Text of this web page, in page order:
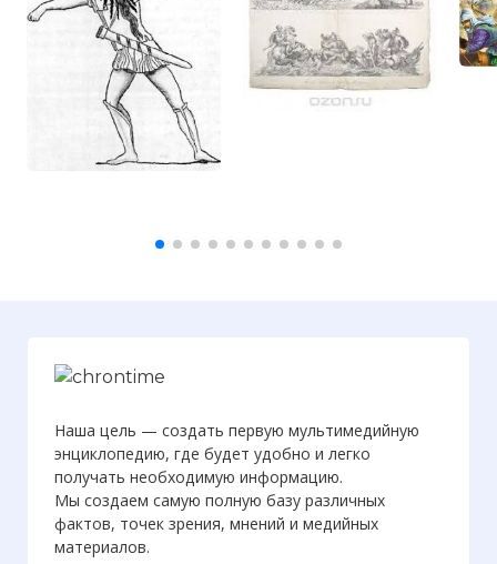
Наша цель — создать первую мультимедийную
энциклопедию, где будет удобно и легко
получать необходимую информацию.
Мы создаем самую полную базу различных
фактов, точек зрения, мнений и медийных
материалов.